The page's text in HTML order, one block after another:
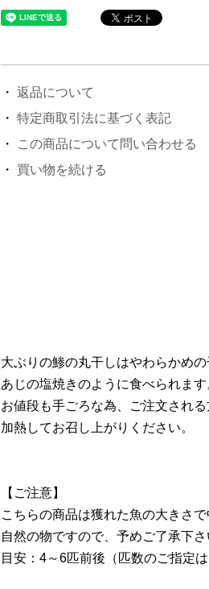
返品について
特定商取引法に基づく表記
この商品について問い合わせる
買い物を続ける
大ぶりの鯵の丸干しはやわらかめの
あじの塩焼きのように食べられます
お値段も手ごろな為、ご注文される
加熱してお召し上がりください。
【ご注意】
こちらの商品は獲れた魚の大きさ
自然の物ですので、予めご了承下さ
目安：4～6匹前後（匹数のご指定は